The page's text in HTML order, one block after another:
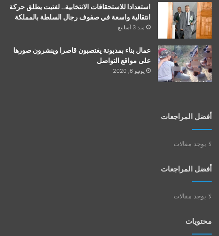
استعدادا للاستحقاقات الانتخابية.. لفتيت يطلق حركة
انتقالية واسعة في صفوف رجال السلطة بالمملكة
منذ 3 أسابيع
عمال بناء بمديونة يغتصبون قاصرا وينشرون صورها
على مواقع التواصل
يونيو 6, 2020
أفضل المراجعات
لا يوجد مقالات
أفضل المراجعات
لا يوجد مقالات
محتويات